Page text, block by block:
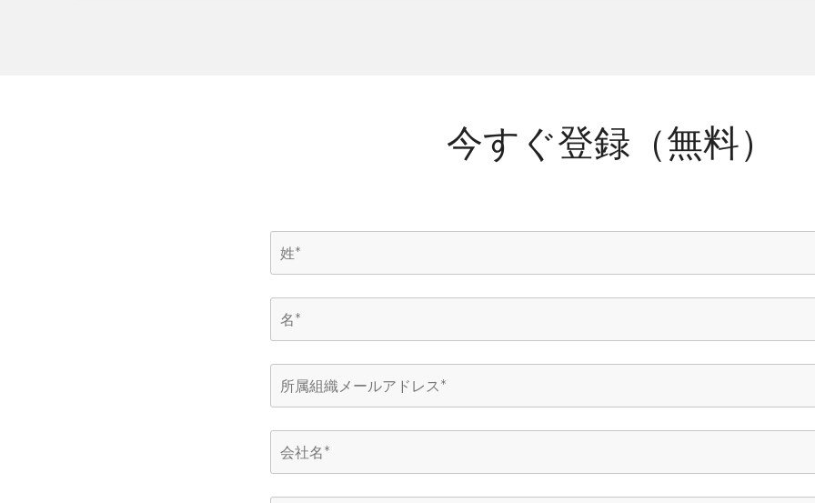
・CEO/CROなどSaaS企業の経営に携わる方
・カスタマーサクセス部門の統括責任者
・CSの収益貢献度の測定方法に興味がある方
Speaker:
Speaker:
今すぐ登録（無料）
今すぐ登録（無料）